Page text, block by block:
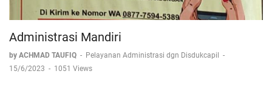
Administrasi Mandiri
by ACHMAD TAUFIQ - Pelayanan Administrasi dgn Disdukcapil
-
15/6/2023 - 1051 Views